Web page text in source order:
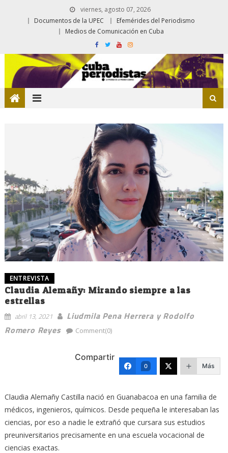
viernes, agosto 07, 2026
Documentos de la UPEC
Efemérides del Periodismo
Medios de Comunicación en Cuba
ENTREVISTA
Claudia Alemañy: Mirando siempre a las
estrellas
abril 13, 2021
Liudmila Pena Herrera y Rodolfo
Romero Reyes
Comment(0)
Compartir
0 Más
Claudia Alemañy Castilla nació en Guanabacoa en una familia de
médicos, ingenieros, químicos. Desde pequeña le interesaban las
ciencias, por eso a nadie le extrañó que cursara sus estudios
preuniversitarios precisamente en una escuela vocacional de
ciencias exactas.